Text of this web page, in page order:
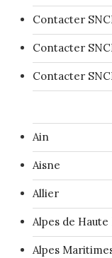
Contacter
Contacter
Contacter
Ain
Aisne
Allier
Alpes de
Alpes